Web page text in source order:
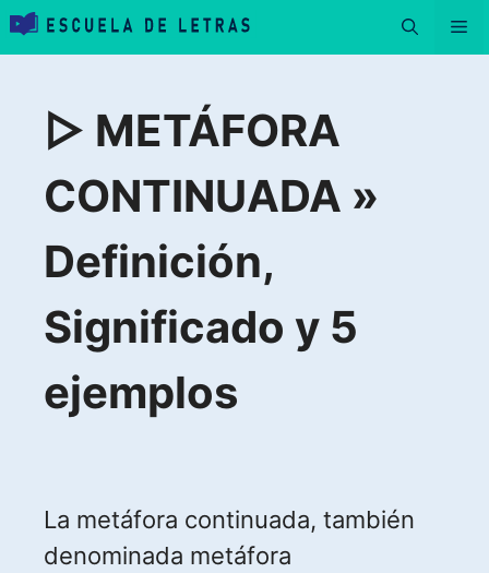
Saltar
contenido▷ METÁFORA
CONTINUADA »
Definición,
Significado y 5
ejemplos
La metáfora continuada, también
denominada metáfora